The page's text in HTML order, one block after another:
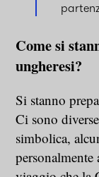
Come si
ungheresi?
Si stanno
Ci sono
simbolica,